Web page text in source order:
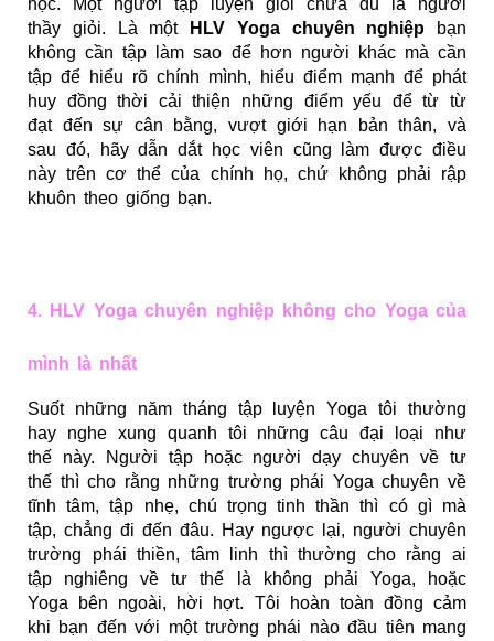
học. Một người tập luyện giỏi chưa đủ là người
thầy giỏi. Là một
HLV Yoga chuyên nghiệp bạn
không cần tập làm sao để hơn người khác mà cần
tập để hiểu rõ chính mình, hiểu điểm mạnh để phát
huy đồng thời cải thiện những điểm yếu để từ từ
đạt đến sự cân bằng, vượt giới hạn bản thân, và
sau đó, hãy dẫn dắt học viên cũng làm được điều
này trên cơ thể của chính họ, chứ không phải rập
khuôn theo giống bạn.
4. HLV Yoga chuyên nghiệp không cho Yoga của
mình là nhất
Suốt những năm tháng tập luyện Yoga tôi thường
hay nghe xung quanh tôi những câu đại loại như
thế này. Người tập hoặc người dạy chuyên về tư
thế thì cho rằng những trường phái Yoga chuyên về
tĩnh tâm, tập nhẹ, chú trọng tinh thần thì có gì mà
tập, chẳng đi đến đâu. Hay ngược lại, người chuyên
trường phái thiền, tâm linh thì thường cho rằng ai
tập nghiêng về tư thế là không phải Yoga, hoặc
Yoga bên ngoài, hời hợt. Tôi hoàn toàn đồng cảm
khi bạn đến với một trường phái nào đầu tiên mang